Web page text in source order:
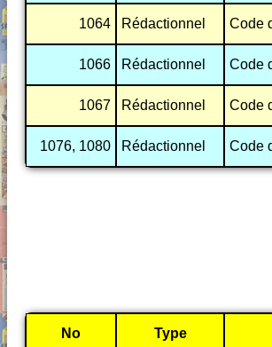
1064 Rédactionnel Code
1066 Rédactionnel Code
1067 Rédactionnel Code
1076, 1080 Rédactionnel Code
No Type